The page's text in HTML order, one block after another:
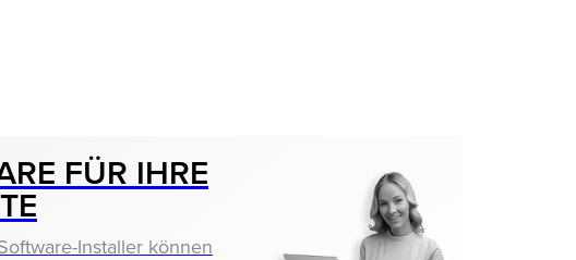
FÜR IHRE
Installer können